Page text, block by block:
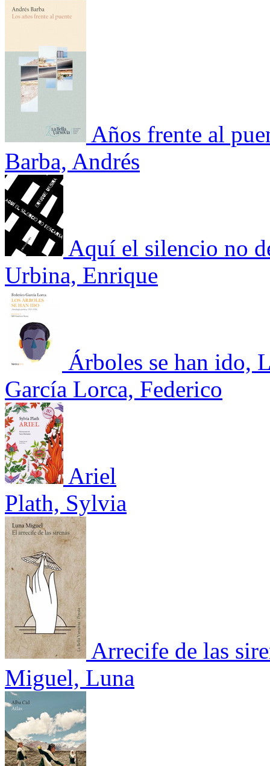
Años frente al
Barba, Andrés
Aquí el silencio no
Urbina, Enrique
Árboles se han ido,
García Lorca, Federico
Ariel
Plath, Sylvia
Arrecife de las
Miguel, Luna